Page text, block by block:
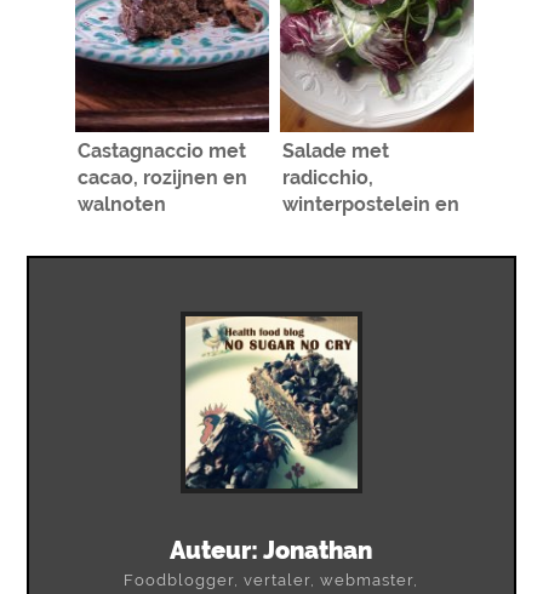
Castagnaccio met
cacao, rozijnen en
walnoten
Salade met
radicchio,
winterpostelein en
Auteur: Jonathan
Foodblogger, vertaler, webmaster,